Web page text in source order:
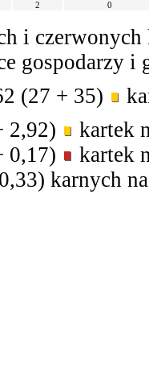
2 0
i
gospodarzy i
(27 + 35)
2,92)
kartek
0,17)
kartek
karnych